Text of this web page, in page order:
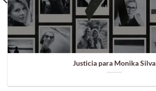
Justicia para Monika Silva